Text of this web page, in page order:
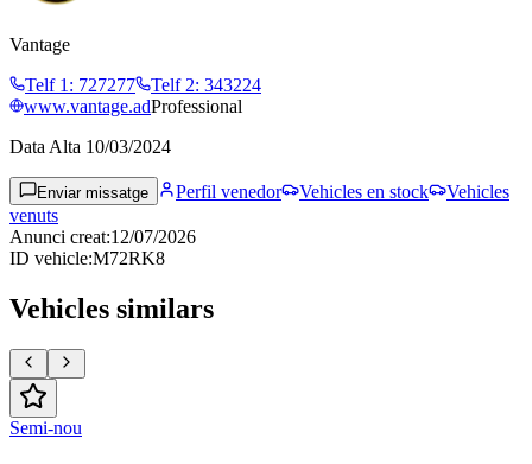
Vantage
Telf 1 : 727277 Telf 2: 343224
www.vantage.adProfessional
Data Alta 10/03/2024
Enviar missatge Perfil venedor Vehicles en stock
Vehicles
venuts
Anunci creat:12/07/2026
ID vehicle:M72RK8
Vehicles similars
Semi-nou